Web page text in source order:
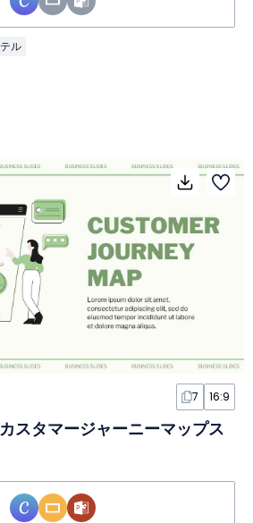
ル
7 16:9
スタマージャーニーマップス